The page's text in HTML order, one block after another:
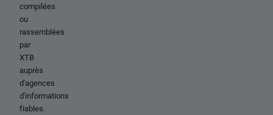
compilées
ou
rassemblées
par
XTB
auprès
d'agences
d'informations
fiables.